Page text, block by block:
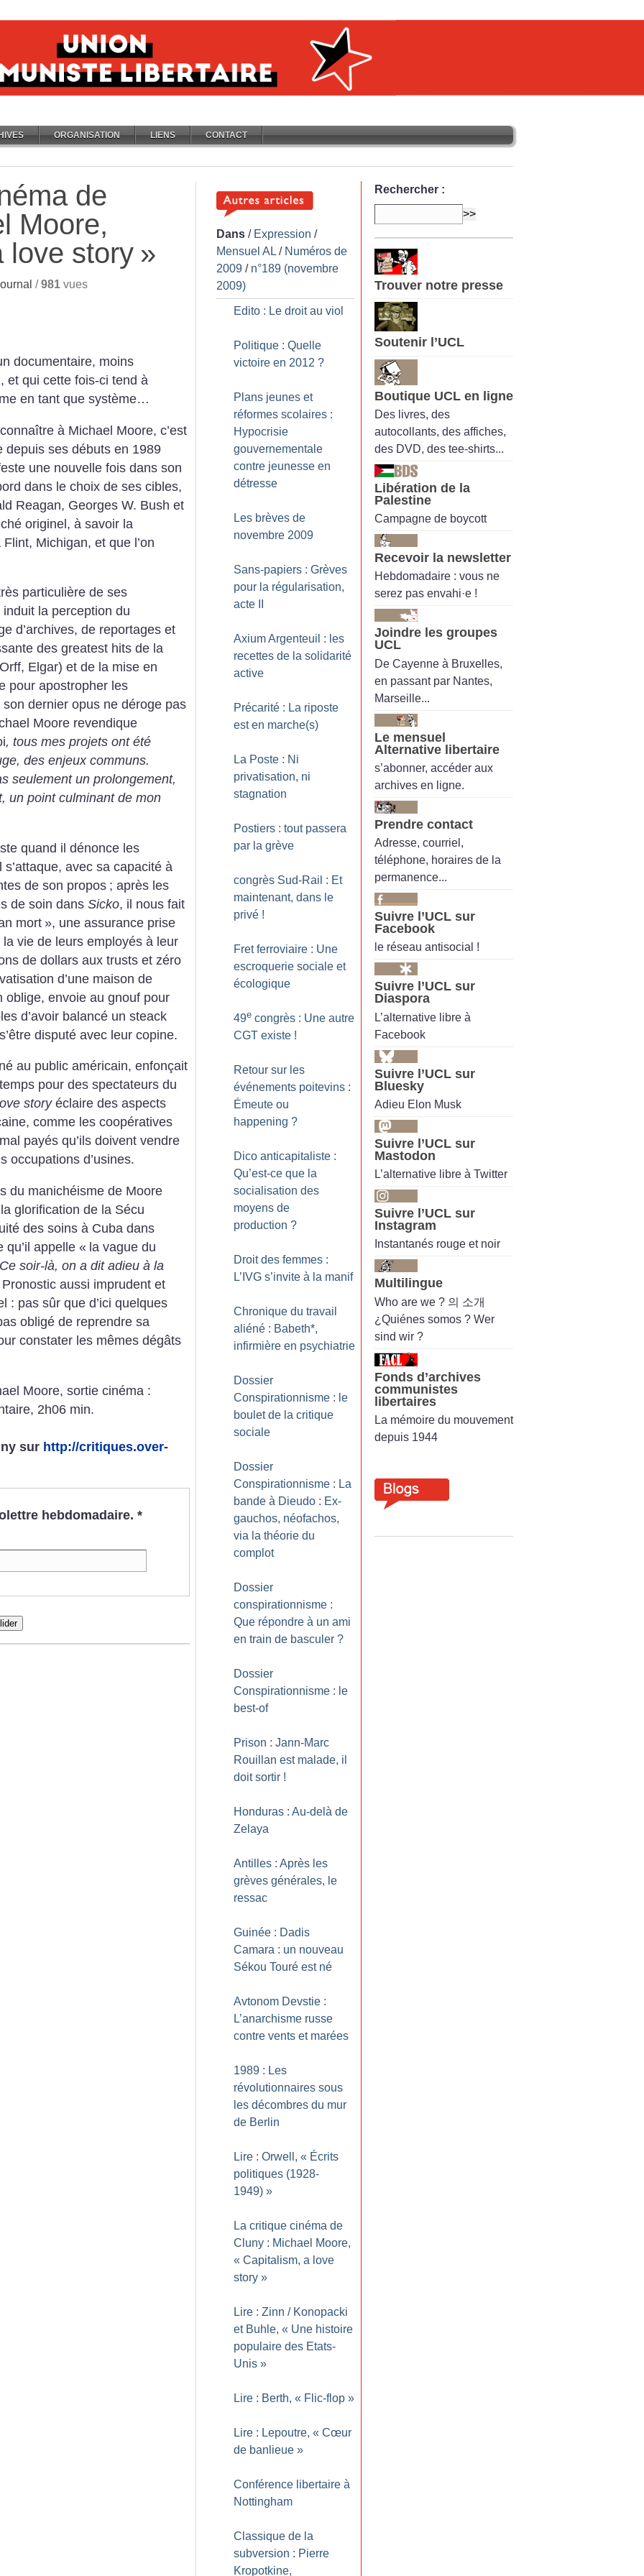
ORGANISATION LIENS CONTACT
de
Moore,
love story »
/981 vues
documentaire, moins
et qui cette fois-ci tend à
en tant que système…
à Michael Moore, c’est
depuis ses débuts en 1989
une nouvelle fois dans son
dans le choix de ses cibles,
Reagan, Georges W. Bush et
originel, à savoir la
Michigan, et que l’on
particulière de ses
la perception du
d’archives, de reportages et
des greatest hits de la
Elgar) et de la mise en
pour apostropher les
dernier opus ne déroge pas
Moore revendique
, tous mes projets ont été
des enjeux communs.
seulement un prolongement,
un point culminant de mon
quand il dénonce les
avec sa capacité à
de son propos ; après les
de soin dans Sicko, il nous fait
mort », une assurance prise
vie de leurs employés à leur
de dollars aux trusts et zéro
d’une maison de
oblige, envoie au gnouf pour
d’avoir balancé un steack
disputé avec leur copine.
au public américain, enfonçait
pour des spectateurs du
storyéclaire des aspects
comme les coopératives
payés qu’ils doivent vendre
occupations d’usines.
du manichéisme de Moore
glorification de la Sécu
des soins à Cuba dans
appelle « la vague du
Ce soir-là, on a dit adieu à la
aussi imprudent et
: pas sûr que d’ici quelques
obligé de reprendre sa
constater les mêmes dégâts
Moore, sortie cinéma :
2h06 min.
sur http://critiques.over-
hebdomadaire. *
Dans / Expression /
Mensuel AL / Numéros de
2009 / n°189 (novembre
2009)
Edito : Le droit au viol
Politique : Quelle
victoire en 2012 ?
Plans jeunes et
réformes scolaires :
Hypocrisie
gouvernementale
contre jeunesse en
détresse
Les brèves de
novembre 2009
Sans-papiers : Grèves
pour la régularisation,
acte II
Axium Argenteuil : les
recettes de la solidarité
active
Précarité : La riposte
est en marche(s)
La Poste : Ni
privatisation, ni
stagnation
Postiers : tout passera
par la grève
congrès Sud-Rail : Et
maintenant, dans le
privé !
Fret ferroviaire : Une
escroquerie sociale et
écologique
49e congrès : Une autre
CGT existe !
Retour sur les
événements poitevins :
Émeute ou
happening ?
Dico anticapitaliste :
Qu’est-ce que la
socialisation des
moyens de
production ?
Droit des femmes :
L’IVG s’invite à la manif
Chronique du travail
aliéné : Babeth*,
infirmière en psychiatrie
Dossier
Conspirationnisme : le
boulet de la critique
sociale
Dossier
Conspirationnisme : La
bande à Dieudo : Ex-
gauchos, néofachos,
via la théorie du
complot
Dossier
conspirationnisme :
Que répondre à un ami
en train de basculer ?
Dossier
Conspirationnisme : le
best-of
Prison : Jann-Marc
Rouillan est malade, il
doit sortir !
Honduras : Au-delà de
Zelaya
Antilles : Après les
grèves générales, le
ressac
Guinée : Dadis
Camara : un nouveau
Sékou Touré est né
Avtonom Devstie :
L’anarchisme russe
contre vents et marées
1989 : Les
révolutionnaires sous
les décombres du mur
de Berlin
Lire : Orwell, « Écrits
politiques (1928-
1949) »
La critique cinéma de
Cluny : Michael Moore,
« Capitalism, a love
story »
Lire : Zinn / Konopacki
et Buhle, « Une histoire
populaire des Etats-
Unis »
Lire : Berth, « Flic-flop »
Lire : Lepoutre, « Cœur
de banlieue »
Conférence libertaire à
Nottingham
Classique de la
subversion : Pierre
Kropotkine,
Rechercher :
Trouver notre presse
Soutenir l’UCL
Boutique UCL en ligne
Des livres, des
autocollants, des affiches,
des DVD, des tee-shirts...
Libération de la
Palestine
Campagne de boycott
Recevoir la newsletter
Hebdomadaire : vous ne
serez pas envahi·e !
Joindre les groupes
UCL
De Cayenne à Bruxelles,
en passant par Nantes,
Marseille...
Le mensuel
Alternative libertaire
s’abonner, accéder aux
archives en ligne.
Prendre contact
Adresse, courriel,
téléphone, horaires de la
permanence...
Suivre l’UCL sur
Facebook
le réseau antisocial !
Suivre l’UCL sur
Diaspora
L’alternative libre à
Facebook
Suivre l’UCL sur
Bluesky
Adieu Elon Musk
Suivre l’UCL sur
Mastodon
L’alternative libre à Twitter
Suivre l’UCL sur
Instagram
Instantanés rouge et noir
Multilingue
Who are we ? 의 소개
¿Quiénes somos ? Wer
sind wir ?
Fonds d’archives
communistes
libertaires
La mémoire du mouvement
depuis 1944